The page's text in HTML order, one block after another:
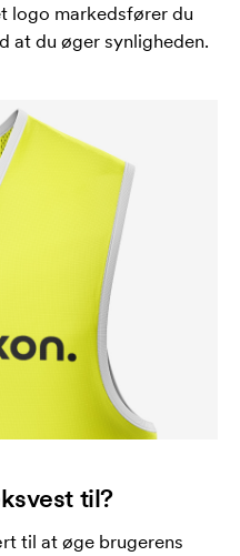
logo markedsfører du
at du øger synligheden.
til?
til at øge brugerens